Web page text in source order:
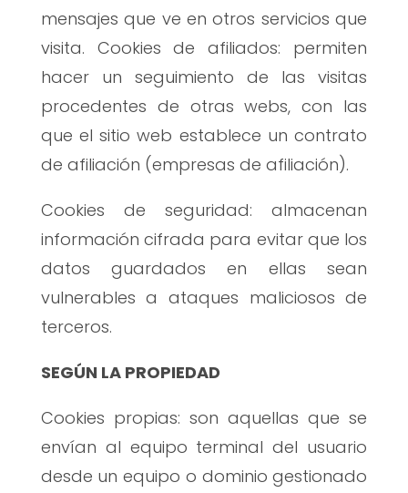
mensajes que ve en otros servicios que
visita. Cookies de afiliados: permiten
hacer un seguimiento de las visitas
procedentes de otras webs, con las
que el sitio web establece un contrato
de afiliación (empresas de afiliación).
Cookies de seguridad: almacenan
información cifrada para evitar que los
datos guardados en ellas sean
vulnerables a ataques maliciosos de
terceros.
SEGÚN LA PROPIEDAD
Cookies propias: son aquellas que se
envían al equipo terminal del usuario
desde un equipo o dominio gestionado